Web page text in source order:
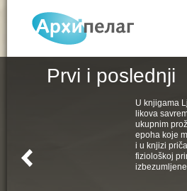
Prvi i poslednji
U knjigama
likova
ukupnim
epoha koje
i u knjizi
fiziološkoj